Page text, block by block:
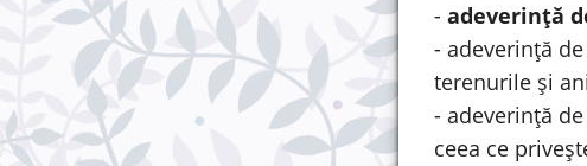
- adeverință
- adeverință
terenurile și
- adeverință
ceea ce